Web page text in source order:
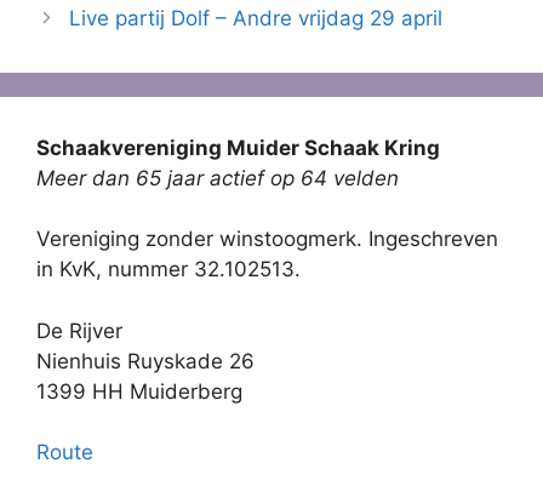
Live partij Dolf – Andre vrijdag 29 april
Schaakvereniging Muider Schaak Kring
Meer dan 65 jaar actief op 64 velden
Vereniging zonder winstoogmerk. Ingeschreven
in KvK, nummer 32.102513.
De Rijver
Nienhuis Ruyskade 26
1399 HH Muiderberg
Route